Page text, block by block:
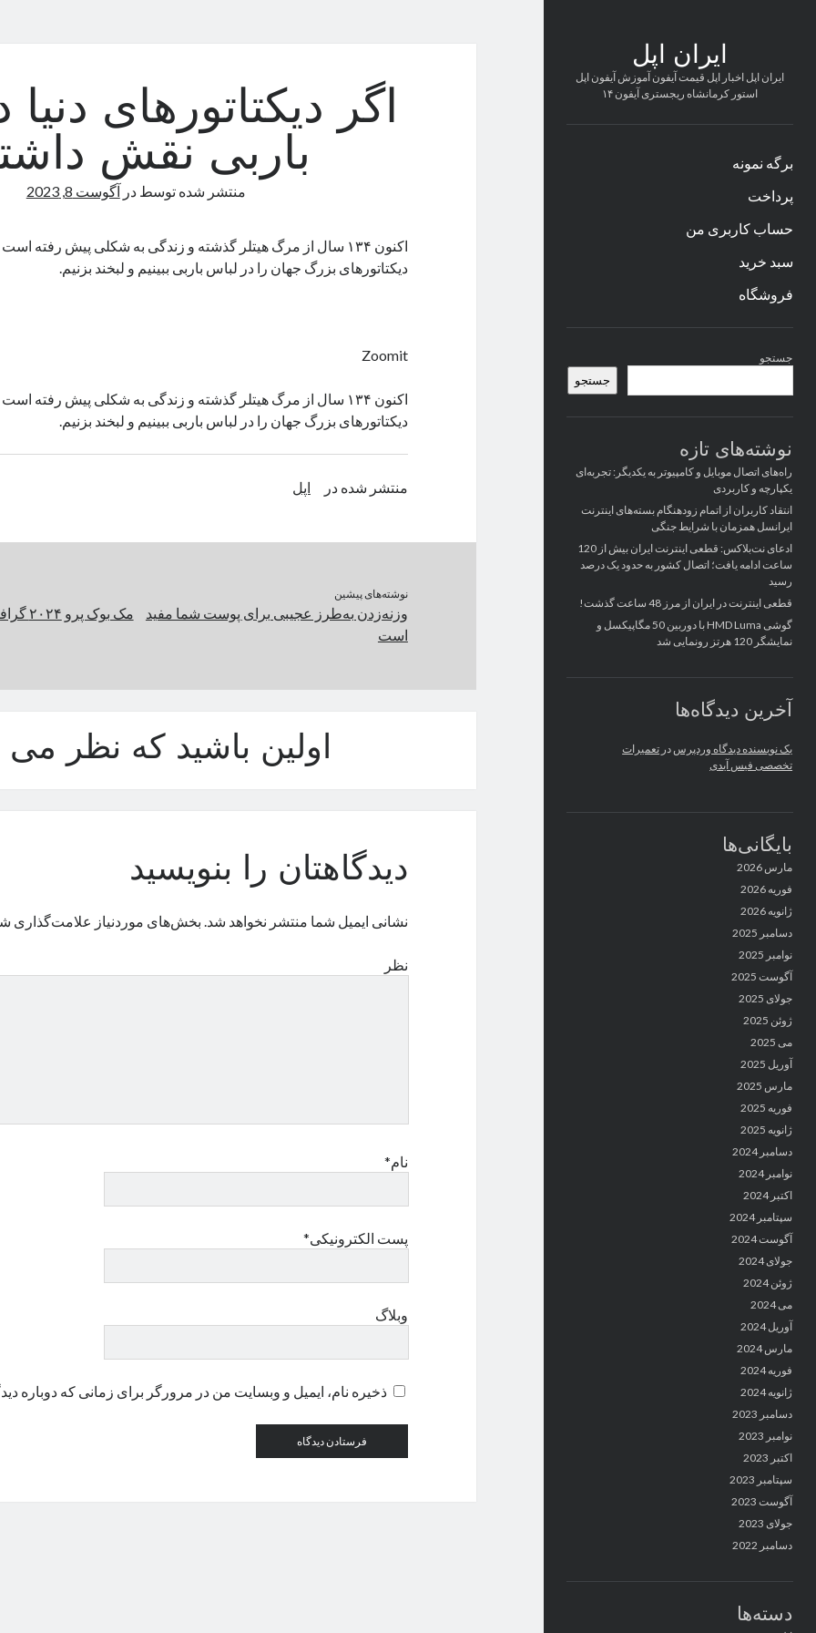
ایران اپل
ایران اپل اخبار اپل قیمت آیفون آموزش آیفون اپل
استور کرمانشاه ریجستری آیفون ۱۴
برگه نمونه
پرداخت
حساب کاربری من
سبد خرید
فروشگاه
کناری
جستجو
جستجو
نوشته‌های تازه
راه‌های اتصال موبایل و کامپیوتر به یکدیگر: تجربه‌ای
یکپارچه و کاربردی
انتقاد کاربران از اتمام زودهنگام بسته‌های اینترنت
ایرانسل همزمان با شرایط جنگی
ادعای نت‌بلاکس: قطعی اینترنت ایران بیش از 120
ساعت ادامه یافت؛ اتصال کشور به حدود یک درصد
رسید
قطعی اینترنت در ایران از مرز 48 ساعت گذشت!
گوشی HMD Luma با دوربین 50 مگاپیکسل و
نمایشگر 120 هرتز رونمایی شد
آخرین دیدگاه‌ها
یک نویسنده دیدگاه وردپرس در تعمیرات
تخصصی فیس آیدی
بایگانی‌ها
مارس 2026
فوریه 2026
ژانویه 2026
دسامبر 2025
نوامبر 2025
آگوست 2025
جولای 2025
ژوئن 2025
می 2025
آوریل 2025
مارس 2025
فوریه 2025
ژانویه 2025
دسامبر 2024
نوامبر 2024
اکتبر 2024
سپتامبر 2024
آگوست 2024
جولای 2024
ژوئن 2024
می 2024
آوریل 2024
مارس 2024
فوریه 2024
ژانویه 2024
دسامبر 2023
نوامبر 2023
اکتبر 2023
سپتامبر 2023
آگوست 2023
جولای 2023
دسامبر 2022
دسته‌ها
اگر دیکتاتورهای دنیا
باربی نقش
منتشر شده توسطدرآگوست 8, 2023
اکنون ۱۳۴ سال از مرگ هیتلر گذشته و زندگی به‌ شکلی پیش رفته
دیکتاتورهای بزرگ جهان را در لباس باربی ببینیم و لبخند بزنیم.
Zoomit
اکنون ۱۳۴ سال از مرگ هیتلر گذشته و زندگی به‌ شکلی پیش رفته
دیکتاتورهای بزرگ جهان را در لباس باربی ببینیم و لبخند بزنیم.
منتشر شده در اپل
نوشته‌های پیشین
وزنه‌‌زدن به‌طرز عجیبی برای پوست شما مفید
است
اولین باشید که نظر می
دیدگاهتان را بنویسید
نشانی ایمیل شما منتشر نخواهد شد. بخش‌های موردنیاز علامت‌گذاری
نظر
نام*
پست الکترونیکی*
وبلاگ
ذخیره نام، ایمیل و وبسایت من در مرورگر برای زمانی که دوباره